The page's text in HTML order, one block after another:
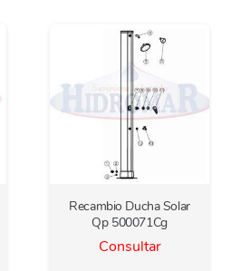
Recambio Ducha Solar
Qp 500071Cg
Consultar